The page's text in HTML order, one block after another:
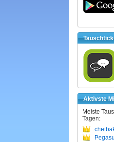
Aktivste
Meiste
Tagen: